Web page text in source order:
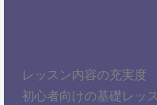
レッスン内容の充実度
初心者向けの基礎レッ